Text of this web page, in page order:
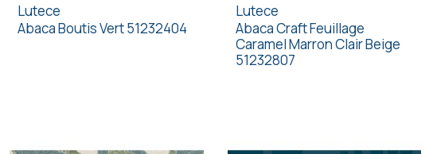
Lutece
Abaca Boutis Vert 51232404
Lutece
Abaca Craft Feuillage
Caramel Marron Clair Beige
51232807